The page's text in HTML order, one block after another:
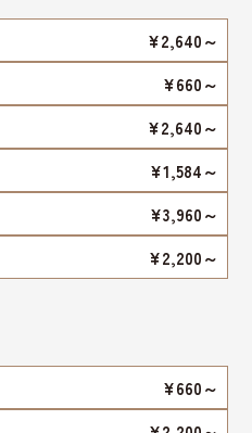
¥2,640～
¥660～
¥2,640～
¥1,584～
¥3,960～
¥2,200～
¥660～